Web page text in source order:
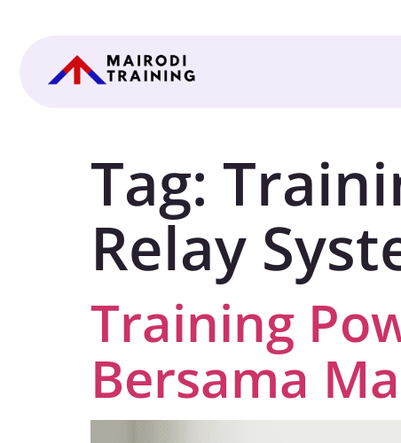
Tag:
Relay
Training
Bersama